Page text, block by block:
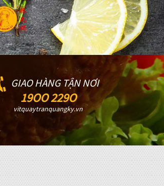
GIAO HÀNG TẬN NƠI
19OO 229O
vitquaytranquangky.vn